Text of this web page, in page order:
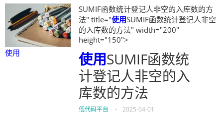
使用
SUMIF函数统计登记人非空的入库数的方
法" title="使用SUMIF函数统计登记人非空
的入库数的方法" width="200"
height="150">
使用SUMIF函数统
计登记人非空的入
库数的方法
低代码平台 • 2025-04-01